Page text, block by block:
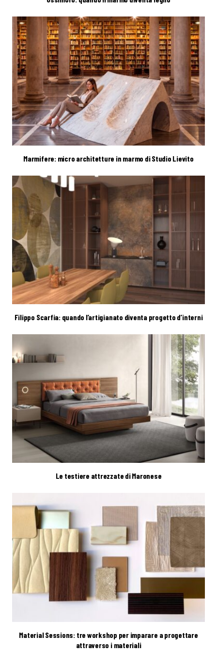
Marmifere: micro architetture in marmo di Studio Lievito
Filippo Scarfia: quando l’artigianato diventa progetto d’interni
Le testiere attrezzate di Maronese
Material Sessions: tre workshop per imparare a progettare
attraverso i materiali